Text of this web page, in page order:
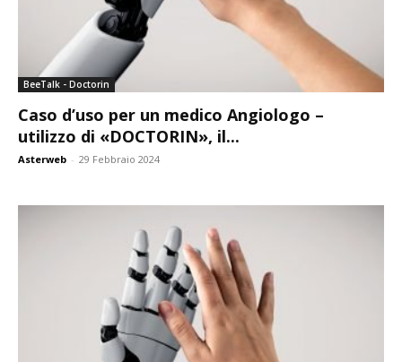
BeeTalk - Doctorin
Caso d’uso per un medico Angiologo –
utilizzo di «DOCTORIN», il...
Asterweb - 29 Febbraio 2024